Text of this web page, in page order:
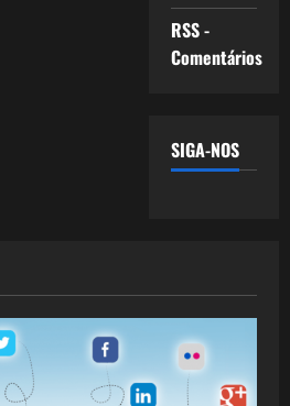
RSS -
Comentários
SIGA-NOS